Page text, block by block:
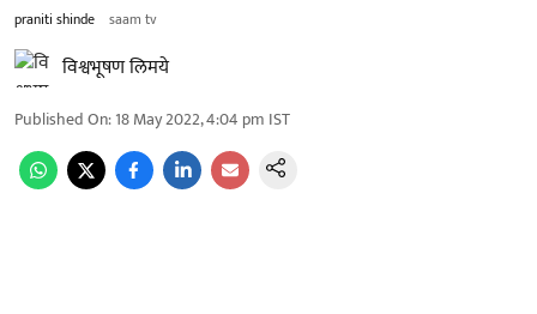
praniti shinde saam tv
विश्वभूषण लिमये
Published On:18 May 2022, 4:04 pm IST